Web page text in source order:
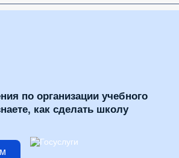
по организации учебного
как сделать школу